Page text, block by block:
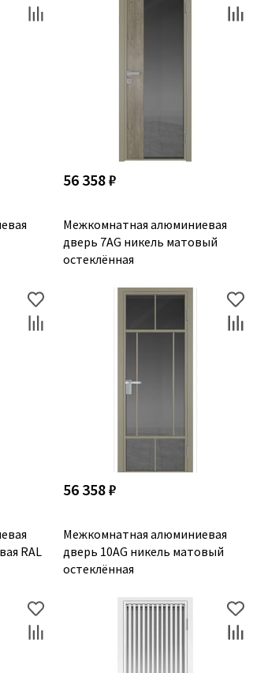
56 358 ₽
Межкомнатная алюминиевая
дверь 7AG никель матовый
остеклённая
RAL
56 358 ₽
Межкомнатная алюминиевая
дверь 10AG никель матовый
остеклённая